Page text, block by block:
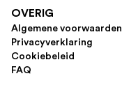
OVERIG
Algemene voorwaarden
Privacyverklaring
Cookiebeleid
FAQ